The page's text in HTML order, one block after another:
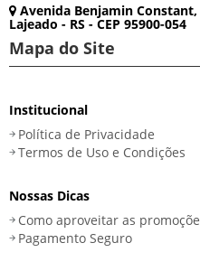
Avenida Benjamin Constant,
Lajeado - RS - CEP 95900-054
Mapa do Site
Institucional
Política de Privacidade
Termos de Uso e Condições
Nossas Dicas
Como aproveitar as
Pagamento Seguro